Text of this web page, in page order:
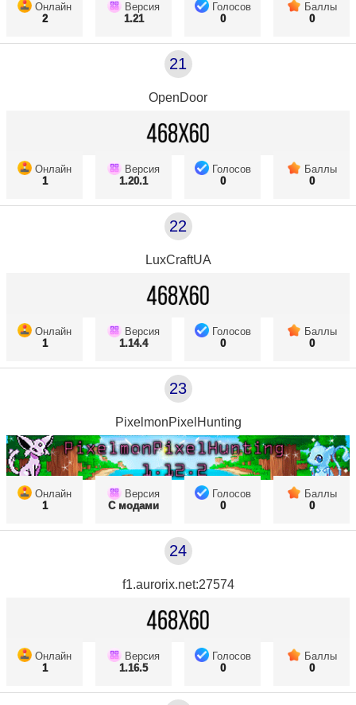
Онлайн
2
Версия
1.21
Голосов
0
Баллы
0
21
OpenDoor
Онлайн
1
Версия
1.20.1
Голосов
0
Баллы
0
22
LuxCraftUA
Онлайн
1
Версия
1.14.4
Голосов
0
Баллы
0
23
PixelmonPixelHunting
Онлайн
1
Версия
С модами
Голосов
0
Баллы
0
24
f1.aurorix.net:27574
Онлайн
1
Версия
1.16.5
Голосов
0
Баллы
0